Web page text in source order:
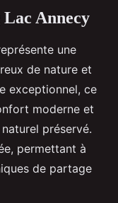
Annecy
une
de nature et
exceptionnel, ce
moderne et
préservé.
permettant à
de partage